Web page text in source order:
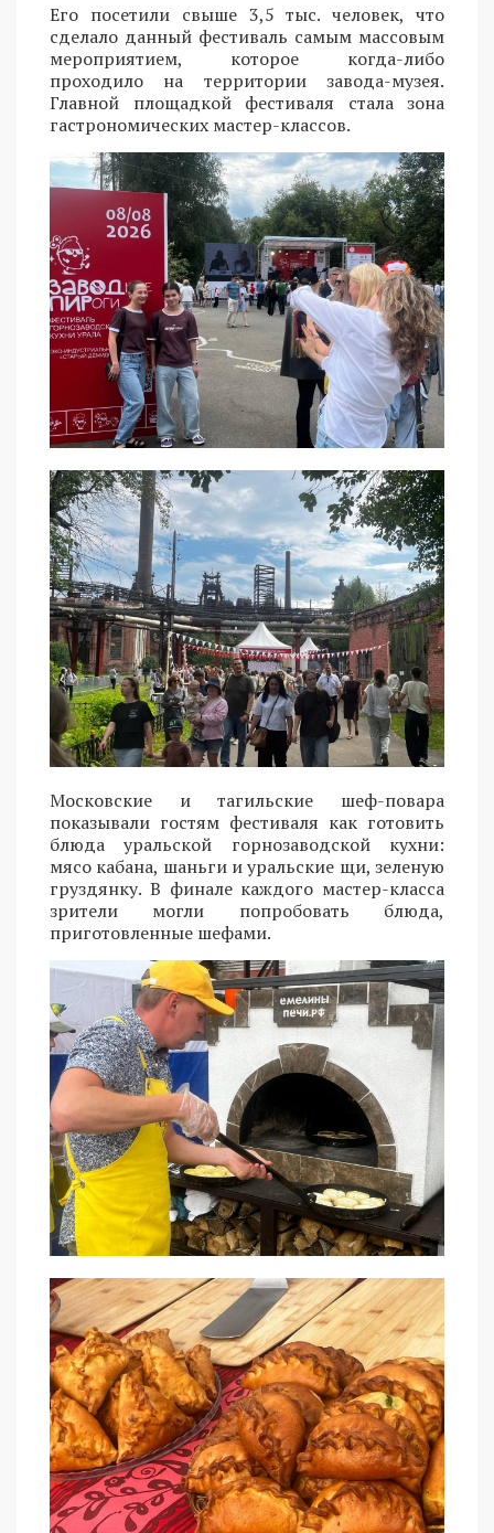
Его посетили свыше 3,5 тыс. человек, что
сделало данный фестиваль самым массовым
мероприятием, которое когда-либо
проходило на территории завода-музея.
Главной площадкой фестиваля стала зона
гастрономических мастер-классов.
Московские и тагильские шеф-повара
показывали гостям фестиваля как готовить
блюда уральской горнозаводской кухни:
мясо кабана, шаньги и уральские щи, зеленую
груздянку. В финале каждого мастер-класса
зрители могли попробовать блюда,
приготовленные шефами.